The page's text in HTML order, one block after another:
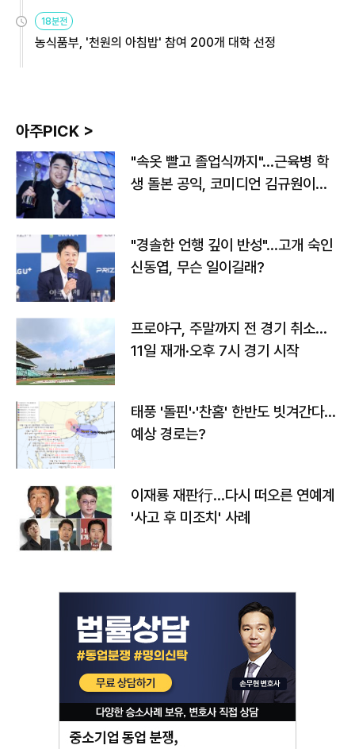
원
18분전
농식품부, '천원의 아침밥' 참여 200개 대학 선정
아주PICK >
"속옷 빨고 졸업식까지"…근육병 학
생 돌본 공익, 코미디언 김규원이었
"경솔한 언행 깊이 반성"…고개 숙인
신동엽, 무슨 일이길래?
프로야구, 주말까지 전 경기 취소…
11일 재개·오후 7시 경기 시작
태풍 '돌핀'·'찬홈' 한반도 빗겨간다…
예상 경로는?
이재룡 재판行…다시 떠오른 연예계
'사고 후 미조치' 사례